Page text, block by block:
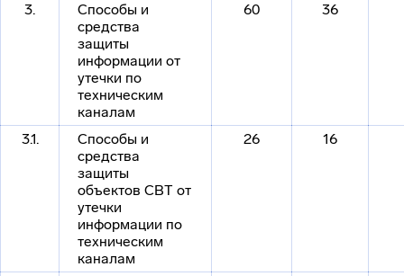
3.
Способы и
средства
защиты
информации от
утечки по
техническим
каналам
60 36
3.1.
Способы и
средства
защиты
объектов СВТ от
утечки
информации по
техническим
каналам
26 16